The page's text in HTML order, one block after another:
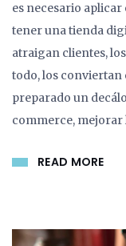
es necesario aplicar
tener una tienda
atraigan clientes,
todo, los
preparado un
commerce,
READ MORE